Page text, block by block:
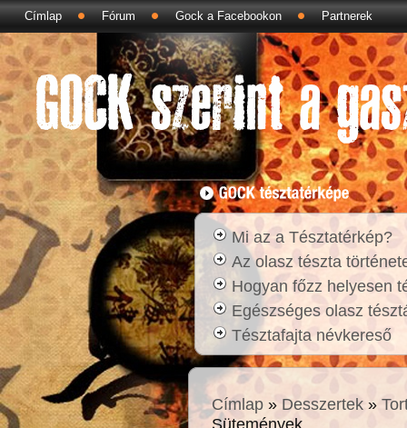
Címlap Fórum Gock a Facebookon Partnerek
Mi az a Tésztatérkép?
Az olasz tészta
Hogyan főzz helyesen
Egészséges olasz
Tésztafajta névkereső
Címlap » Desszertek »
Sütemények